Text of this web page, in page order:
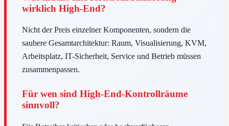
wirklich High-End?
Nicht der Preis einzelner Komponenten, sondern die
saubere Gesamtarchitektur: Raum, Visualisierung, KVM,
Arbeitsplatz, IT-Sicherheit, Service und Betrieb müssen
zusammenpassen.
Für wen sind High-End-Kontrollräume
sinnvoll?